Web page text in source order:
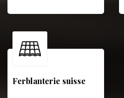
Ferblanterie suisse